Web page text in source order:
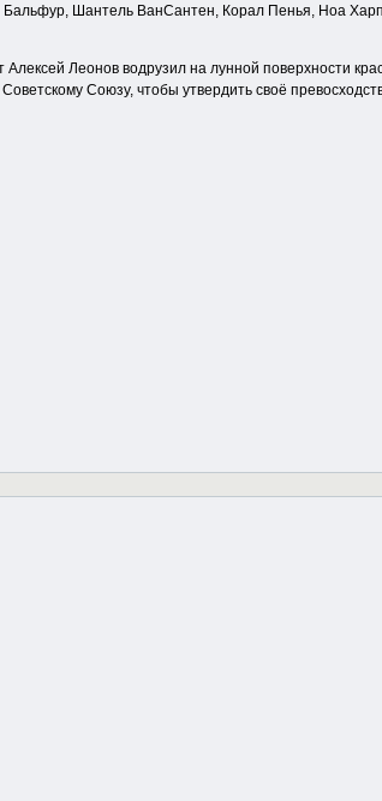
Шантель ВанСантен, Корал Пенья, Ноа
Леонов водрузил на лунной поверхности
Союзу, чтобы утвердить своё